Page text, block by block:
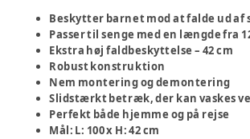
Beskytter barnet mod at falde ud af
Passer til senge med en længde fra
Ekstra høj faldbeskyttelse – 42 cm
Robust konstruktion
Nem montering og demontering
Slidstærkt betræk, der kan vaskes
Perfekt både hjemme og på rejse
Mål: L: 100 x H: 42 cm